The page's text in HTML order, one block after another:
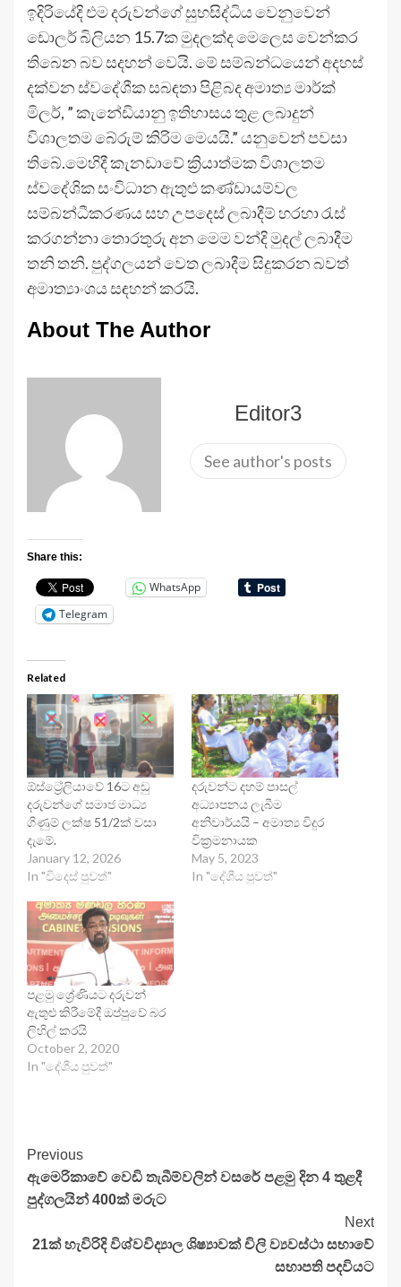
ඉදිරියේදි එම දරුවන්ගේ සුභසිද්ධිය වෙනුවෙන්
ඩොලර් බිලියන 15.7ක මුදලක්ද මෙලෙස වෙන්කර
තිබෙන බව සදහන් වෙයි. මේ සම්බන්ධයෙන් අදහස්
දක්වන ස්වදේශීක සබඳතා පිළිබද අමාත්‍ය මාර්ක්
මිලර්, ” කැනේඩියානු ඉතිහාසය තුළ ලබාදුන්
විශාලතම බේරුම් කිරිම මෙයයි.” යනුවෙන් පවසා
තිබේ.මෙහිදී කැනඩාවේ ක්‍රියාත්මක විශාලතම
ස්වදේශික සංවිධාන ඇතුළු කණ්ඩායම්වල
සම්බන්ධීකරණය සහ උපදෙස් ලබාදීම් හරහා රැස්
කරගන්නා තොරතුරු අන මෙම වන්දි මුදල් ලබාදීම
තනි තනි. පුද්ගලයන් වෙත ලබාදීම සිදුකරන බවත්
අමාත්‍යාංශය සඳහන් කරයි.
About The Author
Editor3
See author's posts
Share this:
WhatsApp
Telegram
Related
ඕස්ට්‍රේලියාවේ 16ට අඩු
දරුවන්ගේ සමාජ මාධ්‍ය
ගිණුම් ලක්ෂ 51/2ක් වසා
දැමේ.
January 12, 2026
In "විදෙස් පුවත්"
දරුවන්ට දහම් පාසල්
අධ්‍යාපනය ලැබීම
අනිවාර්යයි – අමාත්‍ය විදුර
වික්‍රමනායක
May 5, 2023
In "දේශීය පුවත්"
පළමු​ ශ්‍රේණියට දරුවන්
ඇතුළු කිරීමේදී ඔප්පුවේ බර
ලිහිල් කරයි
October 2, 2020
In "දේශීය පුවත්"
Continue
Reading
Previous
ඇමෙරිකාවේ වෙඩි තැබීම්වලින් වසරේ පළමු දින 4 තුළදී
පුද්ගලයින් 400ක් මරුට
Next
21ක් හැවිරිදි විශ්වවිද්‍යාල ශිෂ්‍යාවක් චිලි ව්‍යවස්ථා සභාවේ
සභාපති පදවියට